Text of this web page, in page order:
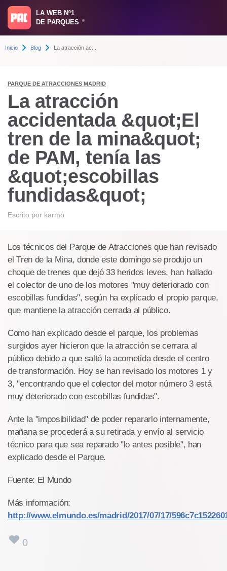
LA WEB Nº1
DE PARQUES
®
Inicio Blog La atracción ac...
PARQUE DE ATRACCIONES MADRID
La atracción
accidentada &quot;El
tren de la mina&quot;
de PAM, tenía las
&quot;escobillas
fundidas&quot;
Escrito por karmo
Los técnicos del Parque de Atracciones que han revisado
el Tren de la Mina, donde este domingo se produjo un
choque de trenes que dejó 33 heridos leves, han hallado
el colector de uno de los motores "muy deteriorado con
escobillas fundidas", según ha explicado el propio parque,
que mantiene la atracción cerrada al público.
Como han explicado desde el parque, los problemas
surgidos ayer hicieron que la atracción se cerrara al
público debido a que saltó la acometida desde el centro
de transformación. Hoy se han revisado los motores 1 y
3, "encontrando que el colector del motor número 3 está
muy deteriorado con escobillas fundidas".
Ante la "imposibilidad" de poder repararlo internamente,
mañana se procederá a su retirada y envío al servicio
técnico para que sea reparado "lo antes posible", han
explicado desde el Parque.
Fuente: El Mundo
Más información:
http://www.elmundo.es/madrid/2017/07/17/
0